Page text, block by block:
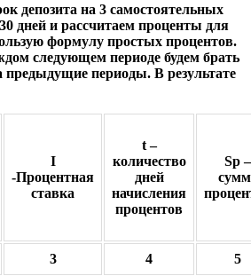
депозита на 3 самостоятельных
дней и рассчитаем проценты для
формулу простых процентов.
следующем периоде будем брать
предыдущие периоды. В результате
I
-Процентная
ставка
t –
количество
дней
начисления
процентов
Sp –
3 4 5